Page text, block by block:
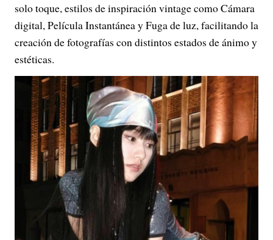
solo toque, estilos de inspiración vintage como Cámara
digital, Película Instantánea y Fuga de luz, facilitando la
creación de fotografías con distintos estados de ánimo y
estéticas.